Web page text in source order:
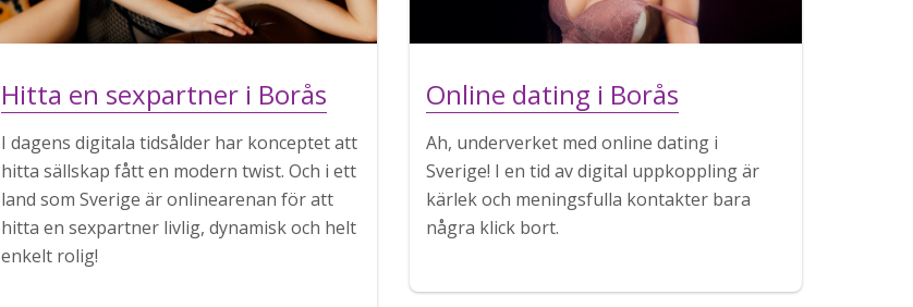
Hitta en sexpartner i Borås
I dagens digitala tidsålder har konceptet att
hitta sällskap fått en modern twist. Och i ett
land som Sverige är onlinearenan för att
hitta en sexpartner livlig, dynamisk och helt
enkelt rolig!
Online dating i Borås
Ah, underverket med online dating i
Sverige! I en tid av digital uppkoppling är
kärlek och meningsfulla kontakter bara
några klick bort.